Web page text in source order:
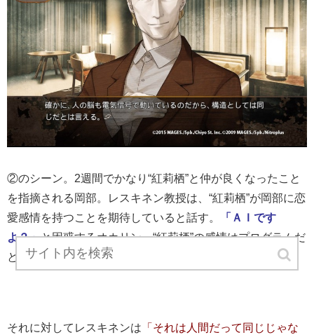
②のシーン。2週間でかなり“紅莉栖”と仲が良くなったこと
を指摘される岡部。レスキネン教授は、“紅莉栖”が岡部に恋
愛感情を持つことを期待していると話す。
「ＡＩです
よ？」と困惑するオカリン。“紅莉栖”の感情はプログラムだ
と言う。
それに対してレスキネンは 「それは人間だって同じじゃな